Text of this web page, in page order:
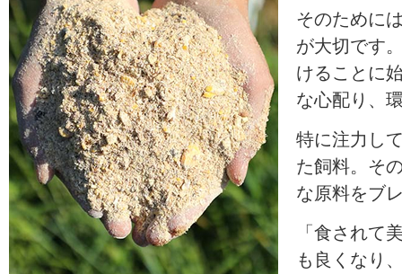
そのために
が大切です
けることに
な心配り、
特に注力し
た飼料。そ
な原料をブ
「食されて
も良くなり